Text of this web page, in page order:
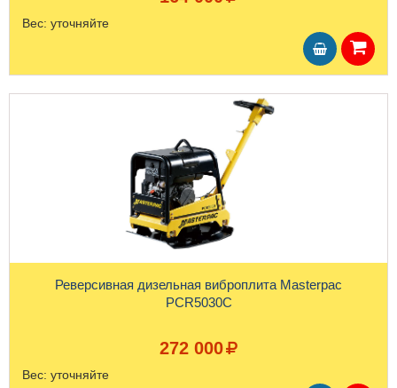
Вес: уточняйте
Реверсивная дизельная виброплита Masterpac
PCR5030С
272 000
Вес: уточняйте